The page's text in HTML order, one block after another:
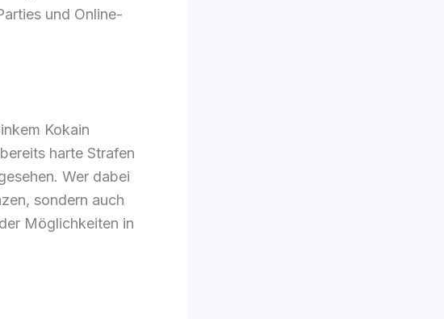
und Online-
Kokain
harte Strafen
Wer dabei
sondern auch
Möglichkeiten in